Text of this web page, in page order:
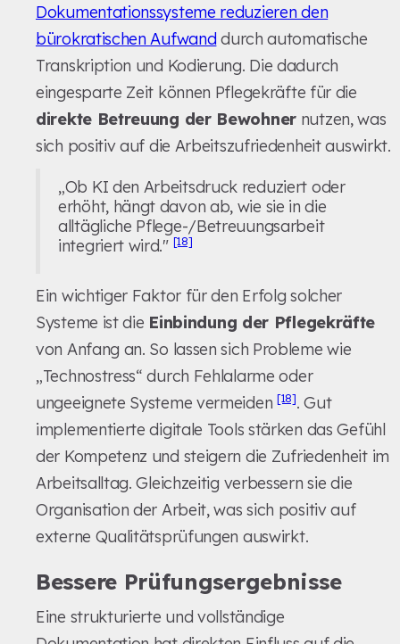
Dokumentationssysteme reduzieren den
bürokratischen Aufwand durch automatische
Transkription und Kodierung. Die dadurch
eingesparte Zeit können Pflegekräfte für die
direkte Betreuung der Bewohner nutzen, was
sich positiv auf die Arbeitszufriedenheit auswirkt.
„Ob KI den Arbeitsdruck reduziert oder
erhöht, hängt davon ab, wie sie in die
alltägliche Pflege-/Betreuungsarbeit
integriert wird." [18]
Ein wichtiger Faktor für den Erfolg solcher
Systeme ist die Einbindung der Pflegekräfte
von Anfang an. So lassen sich Probleme wie
„Technostress“ durch Fehlalarme oder
ungeeignete Systeme vermeiden [18]. Gut
implementierte digitale Tools stärken das Gefühl
der Kompetenz und steigern die Zufriedenheit im
Arbeitsalltag. Gleichzeitig verbessern sie die
Organisation der Arbeit, was sich positiv auf
externe Qualitätsprüfungen auswirkt.
Bessere Prüfungsergebnisse
Eine strukturierte und vollständige